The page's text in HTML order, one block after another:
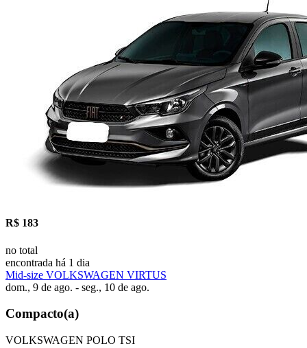
R$ 183
no total
encontrada há 1 dia
Mid-size VOLKSWAGEN VIRTUS
dom., 9 de ago. - seg., 10 de ago.
Compacto(a)
VOLKSWAGEN POLO TSI